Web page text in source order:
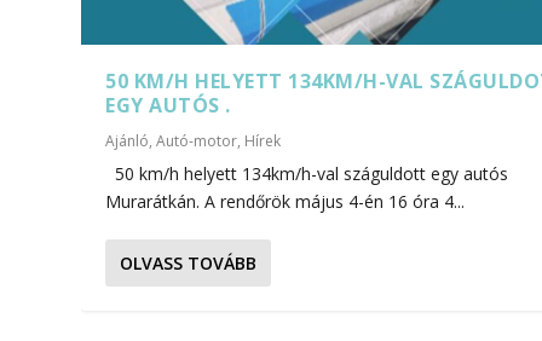
50 KM/H HELYETT 134KM/H-VAL
EGY AUTÓS .
Ajánló,Autó-motor, Hírek
50 km/h helyett 134km/h-val száguldott egy autós
Murarátkán. A rendőrök május 4-én 16 óra 4...
OLVASS TOVÁBB